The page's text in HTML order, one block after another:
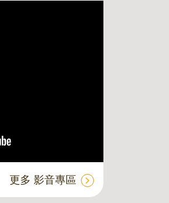
更多 影音專區